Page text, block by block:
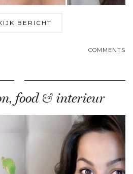
BERICHT
COMMENTS
food & interieur